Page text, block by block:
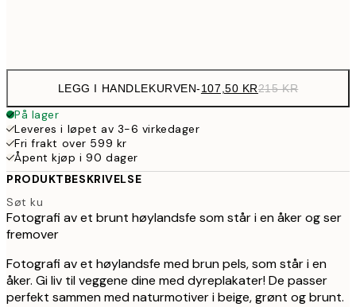
LEGG I HANDLEKURVEN-107,50 KR215 KR
På lager
Leveres i løpet av 3-6 virkedager
Fri frakt over 599 kr
Åpent kjøp i 90 dager
PRODUKTBESKRIVELSE
Søt ku
Fotografi av et brunt høylandsfe som står i en åker og ser
fremover
Fotografi av et høylandsfe med brun pels, som står i en
åker. Gi liv til veggene dine med dyreplakater! De passer
perfekt sammen med naturmotiver i beige, grønt og brunt.